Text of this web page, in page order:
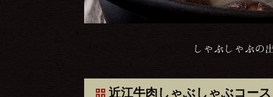
近江牛肉しゃぶしゃぶコース